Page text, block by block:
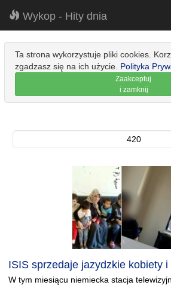
Wykop - Hity dnia
Ta strona wykorzystuje pliki cookies.
zgadzasz się na ich użycie. Polityka
Zaakceptuj
i zamknij
420
ISIS sprzedaje jazydzkie kobiety i
W tym miesiącu niemiecka stacja